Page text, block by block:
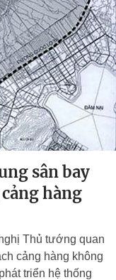
sân bay
hàng
Thủ tướng quan
cảng hàng không
triển hệ thống